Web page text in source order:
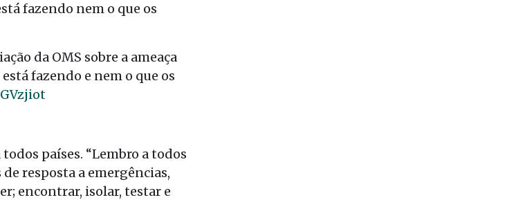
fazendo nem o que os
da OMS sobre a ameaça
fazendo e nem o que os
países. “Lembro a todos
resposta a emergências,
encontrar, isolar, testar e